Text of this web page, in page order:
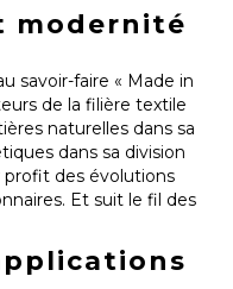
modernité
savoir-faire « Made in
de la filière textile
naturelles dans sa
dans sa division
profit des évolutions
Et suit le fil des